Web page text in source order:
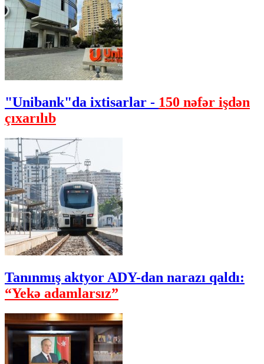
"Unibank"da ixtisarlar - 150 nəfər işdən
çıxarılıb
Tanınmış aktyor ADY-dan narazı qaldı:
“Yekə adamlarsız”